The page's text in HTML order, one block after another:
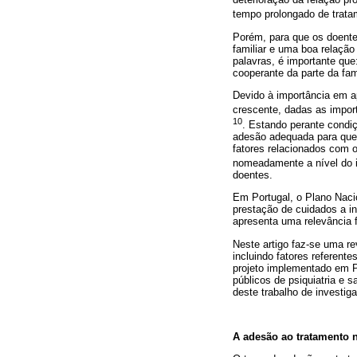
tempo prolongado de
Porém, para que os
familiar e uma boa
palavras, é importante
cooperante da parte da
Devido à importância em
crescente, dadas as
10
. Estando perante
adesão adequada para
fatores relacionados com
nomeadamente a nível
doentes.
Em Portugal, o Plano
prestação de cuidados a
apresenta uma relevância
Neste artigo faz‐se uma
incluindo fatores
projeto implementado em
públicos de psiquiatria e
deste trabalho de
A adesão ao tratamento